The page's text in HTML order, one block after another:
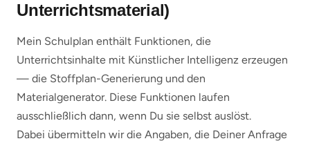
Unterrichtsmaterial)
Mein Schulplan enthält Funktionen, die
Unterrichtsinhalte mit Künstlicher Intelligenz erzeugen
— die Stoffplan-Generierung und den
Materialgenerator. Diese Funktionen laufen
ausschließlich dann, wenn Du sie selbst auslöst.
Dabei übermitteln wir die Angaben, die Deiner Anfrage